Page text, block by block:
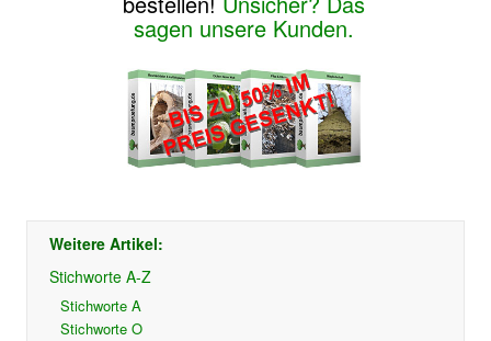
sagen unsere Kunden.
Weitere Artikel:
Stichworte A-Z
Stichworte A
Stichworte O